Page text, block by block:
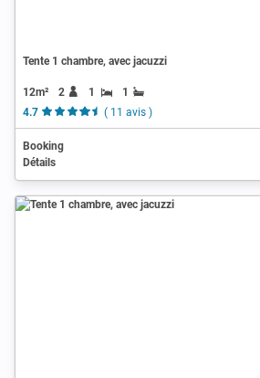
Tente 1 chambre, avec jacuzzi
12m² 2 1
1
4.7
( 11 avis )
Booking
Détails